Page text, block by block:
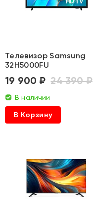
Телевизор Samsung
32H5000FU
19 900 ₽ 24 390 ₽
В наличии
В Корзину